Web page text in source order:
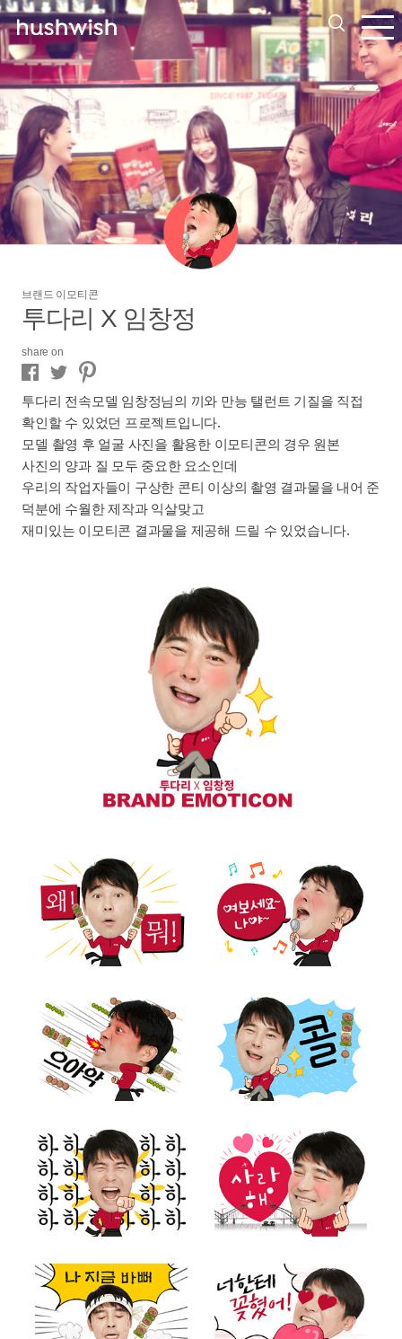
브랜드 이모티콘
투다리 X 임창정
share on
투다리 전속모델 임창정님의 끼와 만능 탤런트 기질을 직접
확인할 수 있었던 프로젝트입니다.
모델 촬영 후 얼굴 사진을 활용한 이모티콘의 경우 원본
사진의 양과 질 모두 중요한 요소인데
우리의 작업자들이 구상한 콘티 이상의 촬영 결과물을 내어 준
덕분에 수월한 제작과 익살맞고
재미있는 이모티콘 결과물을 제공해 드릴 수 있었습니다.